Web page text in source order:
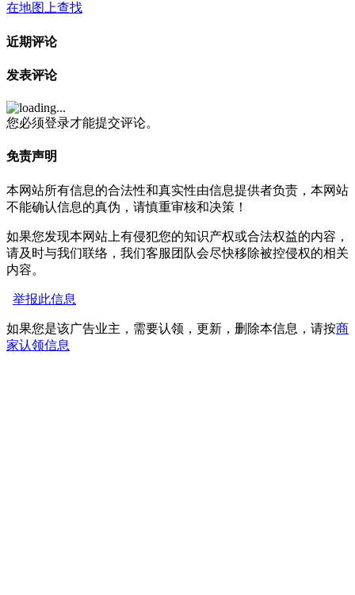
在地图上查找
近期评论
发表评论
您必须登录才能提交评论。
免责声明
本网站所有信息的合法性和真实性由信息提供者负责，本网站
不能确认信息的真伪，请慎重审核和决策！
如果您发现本网站上有侵犯您的知识产权或合法权益的内容，
请及时与我们联络，我们客服团队会尽快移除被控侵权的相关
内容。
举报此信息
如果您是该广告业主，需要认领，更新，删除本信息，请按商
家认领信息